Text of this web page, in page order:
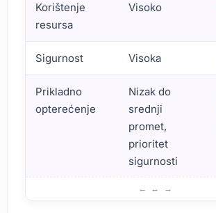
Korištenje
resursa
Visoko
Sigurnost Visoka
Prikladno
opterećenje
Nizak do
srednji
promet,
prioritet
sigurnosti